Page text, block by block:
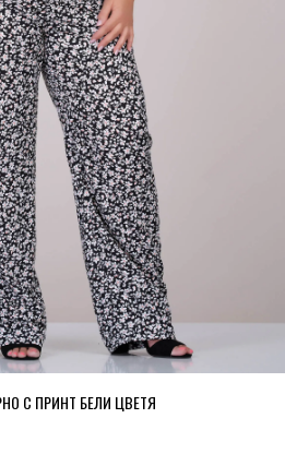
С ПРИНТ БЕЛИ ЦВЕТЯ